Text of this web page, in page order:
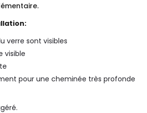
verre sont visibles
visible
pour une cheminée très profonde